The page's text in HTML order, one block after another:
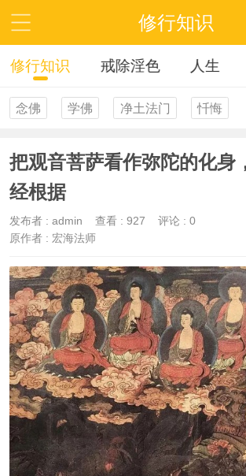
修行知识
修行知识 戒除淫色 人生
念佛 学佛 净土法门 忏悔
把观音菩萨看作弥陀的化身
经根据
发布者 : admin 查看 : 927
评论 : 0
原作者 : 宏海法师